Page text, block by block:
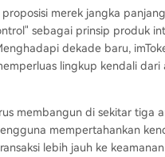
merek jangka
sebagai prinsip produk
dekade baru,
lingkup kendali
membangun di sekitar tiga
mempertahankan
lebih jauh ke